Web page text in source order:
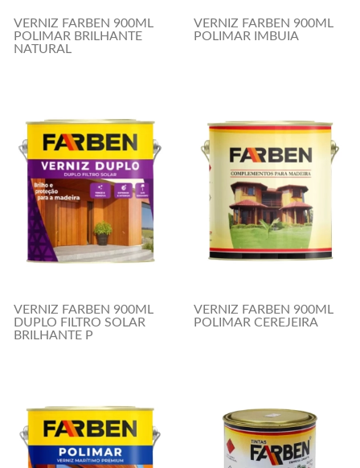
VERNIZ FARBEN 900ML
POLIMAR BRILHANTE
NATURAL
VERNIZ FARBEN 900ML
POLIMAR IMBUIA
VERNIZ FARBEN 900ML
DUPLO FILTRO SOLAR
BRILHANTE P
VERNIZ FARBEN 900ML
POLIMAR CEREJEIRA